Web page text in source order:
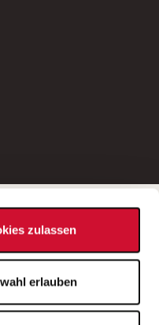
zulassen
erlauben
in der